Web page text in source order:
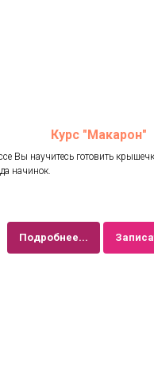
Курс "Макарон"
Вы научитесь готовить
начинок.
Подробнее...